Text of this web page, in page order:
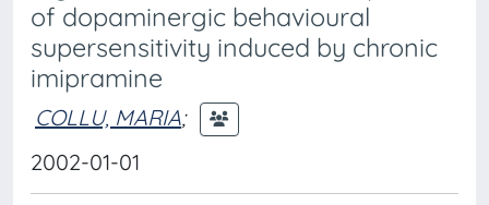
of dopaminergic behavioural
supersensitivity induced by chronic
imipramine
COLLU, MARIA;
2002-01-01